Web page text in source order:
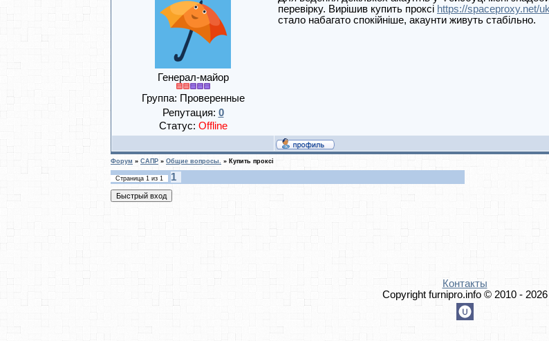
Генерал-майор
Группа: Проверенные
Репутация: 0
Статус: Offline
перевірку. Вирішив купить проксі https://spaceproxy.net/
стало набагато спокійніше, акаунти живуть стабільно.
Форум » САПР » Общие вопросы. » Купить проксі
Страница 1 из 1
1
Контакты
Copyright furnipro.info © 2010 - 2026